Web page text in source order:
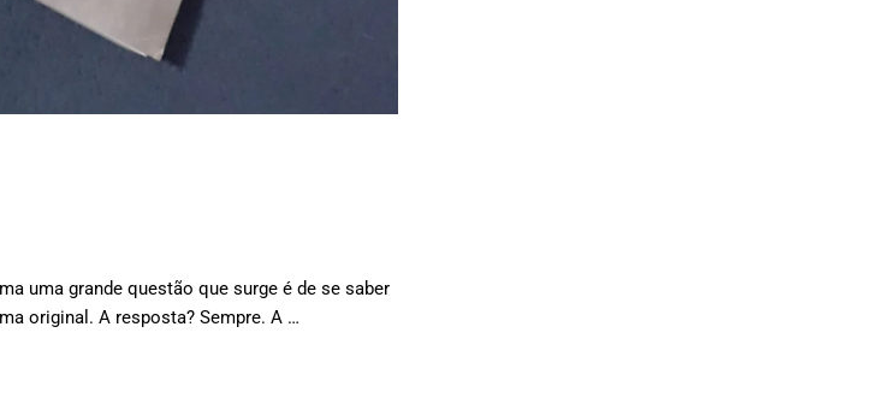
uma grande questão que surge é de se saber
original. A resposta? Sempre. A …